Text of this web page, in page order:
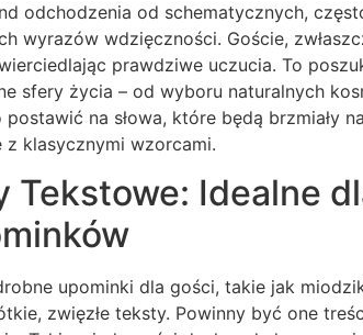
odchodzenia od schematycznych,
wyrazów wdzięczności. Goście,
prawdziwe uczucia. To
sfery życia – od wyboru naturalnych
na słowa, które będą brzmiały
z klasycznymi wzorcami.
Tekstowe: Idealne
upominki dla gości, takie jak
zwięzłe teksty. Powinny być one